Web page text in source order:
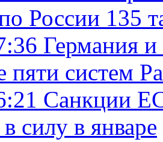
России 135
Германия
пяти систем
Санкции
силу в январе